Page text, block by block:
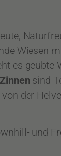
Wiesen
es geübte
sind
der
und